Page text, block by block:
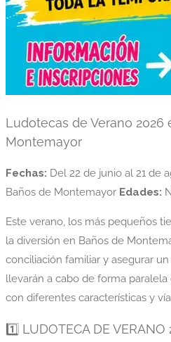
Ludotecas de Verano 2026
Montemayor
Fechas: Del 22 de junio al 21 de
Baños de Montemayor Edades:
Este verano, los más pequeños
la diversión en Baños de
conciliación familiar y asegurar
llevarán a cabo de forma
con diferentes características y
1️⃣ LUDOTECA DE VERANO